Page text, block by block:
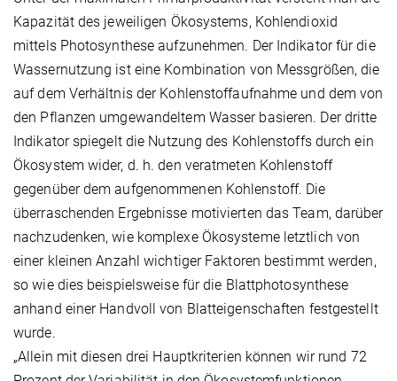
Kapazität des jeweiligen Ökosystems, Kohlendioxid
mittels Photosynthese aufzunehmen. Der Indikator für die
Wassernutzung ist eine Kombination von Messgrößen, die
auf dem Verhältnis der Kohlenstoffaufnahme und dem von
den Pflanzen umgewandeltem Wasser basieren. Der dritte
Indikator spiegelt die Nutzung des Kohlenstoffs durch ein
Ökosystem wider, d. h. den veratmeten Kohlenstoff
gegenüber dem aufgenommenen Kohlenstoff. Die
überraschenden Ergebnisse motivierten das Team, darüber
nachzudenken, wie komplexe Ökosysteme letztlich von
einer kleinen Anzahl wichtiger Faktoren bestimmt werden,
so wie dies beispielsweise für die Blattphotosynthese
anhand einer Handvoll von Blatteigenschaften festgestellt
wurde.
„Allein mit diesen drei Hauptkriterien können wir rund 72